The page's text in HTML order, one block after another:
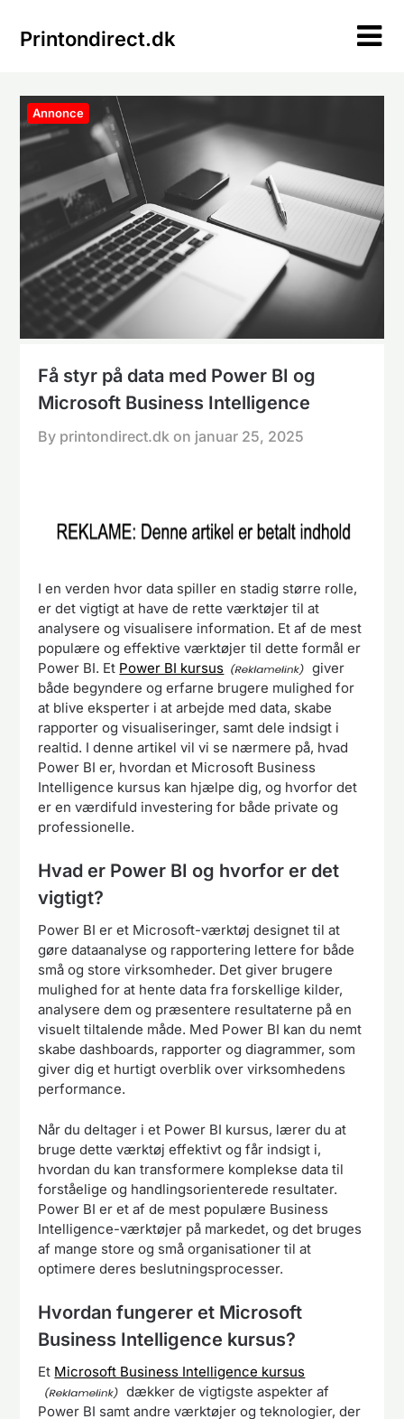
Printondirect.dk
Annonce
Få styr på data med Power BI og
Microsoft Business Intelligence
By printondirect.dk on januar 25, 2025
I en verden hvor data spiller en stadig større rolle,
er det vigtigt at have de rette værktøjer til at
analysere og visualisere information. Et af de mest
populære og effektive værktøjer til dette formål er
Power BI. Et Power BI kursus
giver
både begyndere og erfarne brugere mulighed for
at blive eksperter i at arbejde med data, skabe
rapporter og visualiseringer, samt dele indsigt i
realtid. I denne artikel vil vi se nærmere på, hvad
Power BI er, hvordan et Microsoft Business
Intelligence kursus kan hjælpe dig, og hvorfor det
er en værdifuld investering for både private og
professionelle.
Hvad er Power BI og hvorfor er det
vigtigt?
Power BI er et Microsoft-værktøj designet til at
gøre dataanalyse og rapportering lettere for både
små og store virksomheder. Det giver brugere
mulighed for at hente data fra forskellige kilder,
analysere dem og præsentere resultaterne på en
visuelt tiltalende måde. Med Power BI kan du nemt
skabe dashboards, rapporter og diagrammer, som
giver dig et hurtigt overblik over virksomhedens
performance.
Når du deltager i et Power BI kursus, lærer du at
bruge dette værktøj effektivt og får indsigt i,
hvordan du kan transformere komplekse data til
forståelige og handlingsorienterede resultater.
Power BI er et af de mest populære Business
Intelligence-værktøjer på markedet, og det bruges
af mange store og små organisationer til at
optimere deres beslutningsprocesser.
Hvordan fungerer et Microsoft
Business Intelligence kursus?
Et Microsoft Business Intelligence kursus
dækker de vigtigste aspekter af
Power BI samt andre værktøjer og teknologier, der